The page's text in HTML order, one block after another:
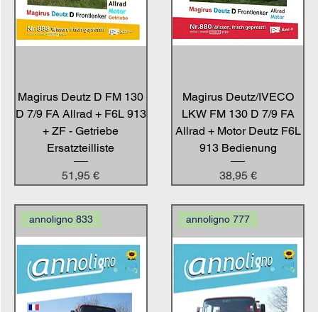
Magirus Deutz D FM 130
D 7/9 FA Allrad + F6L 913
+ ZF - Getriebe
Ersatzteilliste
Preis
51,95 €
Magirus Deutz/IVECO
LKW FM 130 D 7/9 FA
Allrad + Motor Deutz F6L
913 Bedienung
Preis
38,95 €
annoligno 833 annoligno 777